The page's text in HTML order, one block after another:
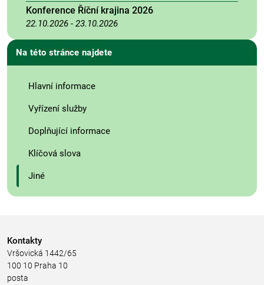
Konference Říční krajina 2026
22.10.2026 - 23.10.2026
Na této stránce najdete
Hlavní informace
Vyřízení služby
Doplňující informace
Klíčová slova
Jiné
Kontakty
Vršovická 1442/65
100 10 Praha 10
posta